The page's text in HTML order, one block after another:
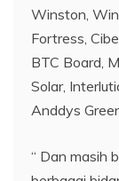
Winston,
Fortress,
BTC Board,
Solar,
Anddys
“ Dan masih